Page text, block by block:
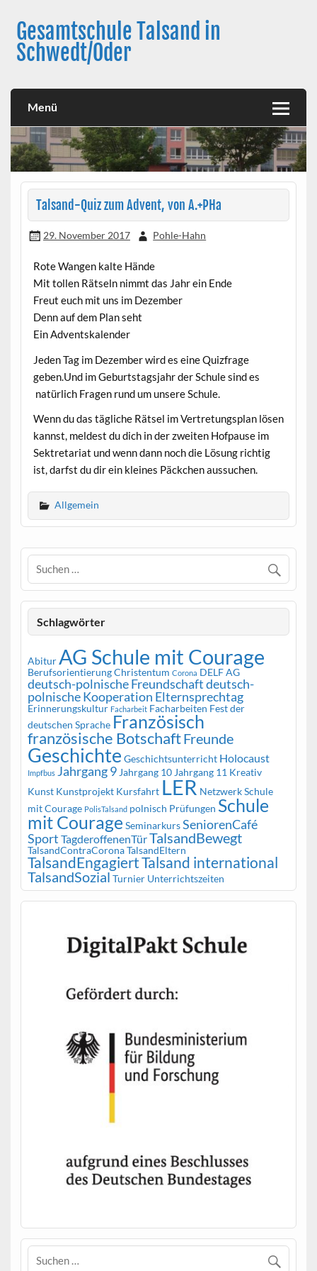
contentGesamtschule Talsand in
Schwedt/Oder
Menü
Talsand-Quiz zum Advent, von A.+PHa
29. November 2017 Pohle-Hahn
Rote Wangen kalte Hände
Mit tollen Rätseln nimmt das Jahr ein Ende
Freut euch mit uns im Dezember
Denn auf dem Plan seht
Ein Adventskalender
Jeden Tag im Dezember wird es eine Quizfrage
geben.Und im Geburtstagsjahr der Schule sind es
natürlich Fragen rund um unsere Schule.
Wenn du das tägliche Rätsel im Vertretungsplan lösen
kannst, meldest du dich in der zweiten Hofpause im
Sektretariat und wenn dann noch die Lösung richtig
ist, darfst du dir ein kleines Päckchen aussuchen.
Allgemein
Schlagwörter
AbiturAG Schule mit Courage
BerufsorientierungChristentum Corona DELF AG
deutsch-polnische Freundschaftdeutsch-
polnische Kooperation Elternsprechtag
Erinnerungskultur Facharbeit Facharbeiten Fest der
deutschen Sprache Französisch
französische BotschaftFreunde
Geschichte Geschichtsunterricht Holocaust
Impfbus Jahrgang 9 Jahrgang 10 Jahrgang 11 Kreativ
Kunst Kunstprojekt Kursfahrt LER Netzwerk Schule
mit Courage PolisTalsand polnisch Prüfungen Schule
mit Courage SeminarkursSeniorenCafé
Sport TagderoffenenTürTalsandBewegt
TalsandContraCoronaTalsandEltern
TalsandEngagiertTalsand international
TalsandSozial Turnier Unterrichtszeiten